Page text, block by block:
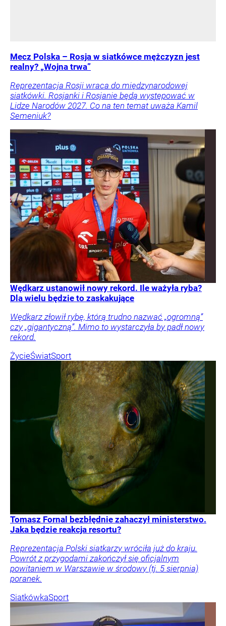
Mecz Polska – Rosja w siatkówce mężczyzn jest
realny? „Wojna trwa”
Reprezentacja Rosji wraca do międzynarodowej
siatkówki. Rosjanki i Rosjanie będą występować w
Lidze Narodów 2027. Co na ten temat uważa Kamil
Semeniuk?
Wędkarz ustanowił nowy rekord. Ile ważyła ryba?
Dla wielu będzie to zaskakujące
Wędkarz złowił rybę, którą trudno nazwać „ogromną”
czy „gigantyczną”. Mimo to wystarczyła by padł nowy
rekord.
ŻycieŚwiatSport
Tomasz Fornal bezbłędnie zahaczył ministerstwo.
Jaka będzie reakcja resortu?
Reprezentacja Polski siatkarzy wróciła już do kraju.
Powrót z przygodami zakończył się oficjalnym
powitaniem w Warszawie w środowy (tj. 5 sierpnia)
poranek.
SiatkówkaSport